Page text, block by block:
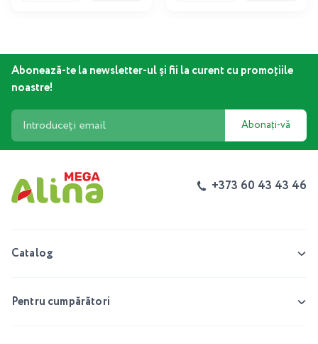
Abonează-te la newsletter-ul și fii la curent cu promoțiile
noastre!
Abonați-vă
+373 60 43 43 46
Catalog
Pentru cumpărători